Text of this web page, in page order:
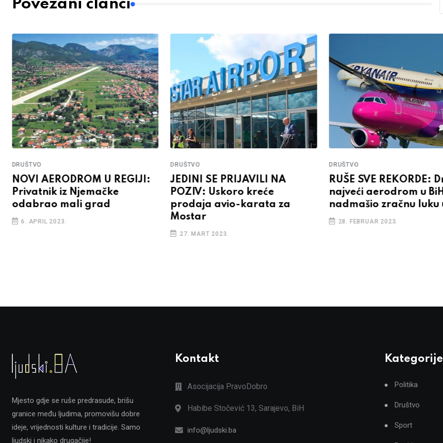
Povezani članci
DRUŠTVO
NOVI AERODROM U REGIJI:
Privatnik iz Njemačke
odabrao mali grad
6. APRIL 2023.
DRUŠTVO
JEDINI SE PRIJAVILI NA
POZIV: Uskoro kreće
prodaja avio-karata za
Mostar
27. MART 2023.
DRUŠTVO
RUŠE SVE REKORDE:
najveći aerodrom u
nadmašio zračnu luku
28. FEBRUAR 2023.
Mjesto gdje se ruše predrasude, brišu
granice među ljudima, promovišu dobre
ideje, vrijednosti kulture i tradicije. Samo
ljudski i nikako drugačije!
Kontakt
Asocijacija PravoDobro
Habibe Stočević 13, Sarajevo, BiH
info@ljudski.ba
Kategorije
Politika
Društvo
Sport